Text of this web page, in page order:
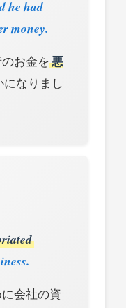
he had
money.
お金を 悪
になりまし
会社の資